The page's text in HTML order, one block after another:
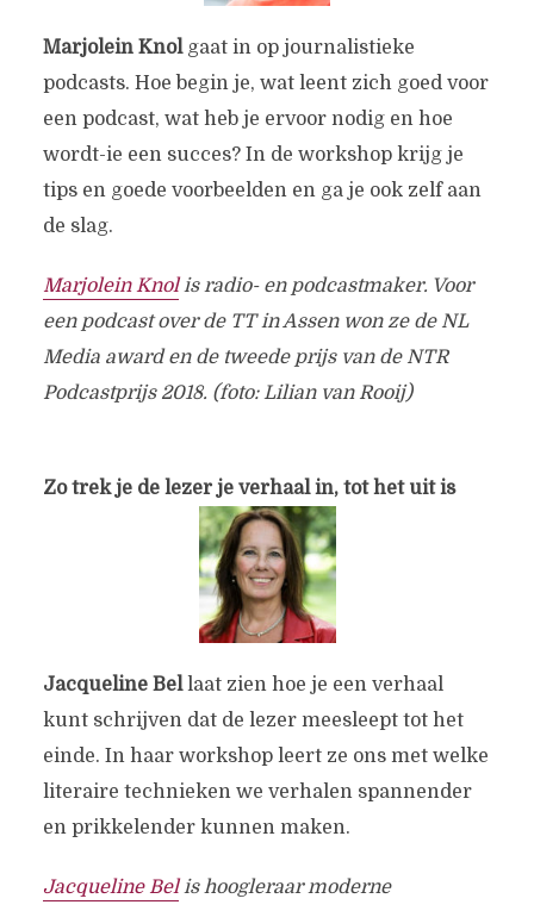
Marjolein Knolgaat in op journalistieke
podcasts. Hoe begin je, wat leent zich goed voor
een podcast, wat heb je ervoor nodig en hoe
wordt-ie een succes? In de workshop krijg je
tips en goede voorbeelden en ga je ook zelf aan
de slag.
Marjolein Knolis radio- en podcastmaker. Voor
een podcast over de TT in Assen won ze de NL
Media award en de tweede prijs van de NTR
Podcastprijs 2018. (foto: Lilian van Rooij)
Zo trek je de lezer je verhaal in, tot het uit is
Jacqueline Bellaat zien hoe je een verhaal
kunt schrijven dat de lezer meesleept tot het
einde. In haar workshop leert ze ons met welke
literaire technieken we verhalen spannender
en prikkelender kunnen maken.
Jacqueline Belis hoogleraar moderne